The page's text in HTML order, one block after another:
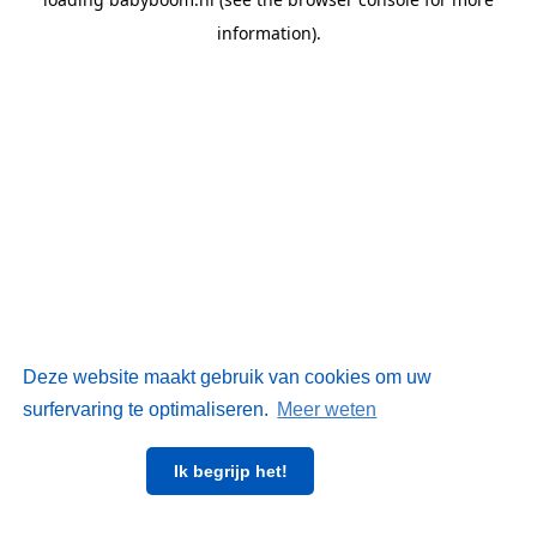
Deze website maakt gebruik van cookies om uw
surfervaring te optimaliseren. Meer weten
Ik begrijp het!
information).